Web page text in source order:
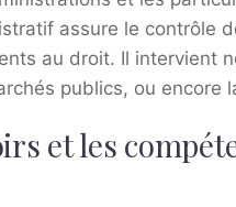
assure le contrôle
au droit. Il intervient
publics, ou encore
et les